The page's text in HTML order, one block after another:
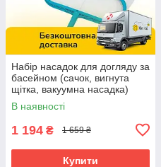
Набір насадок для догляду за
басейном (сачок, вигнута
щітка, вакуумна насадка)
Intex 29057
В наявності
1 194 ₴ 1 659 ₴
Купити